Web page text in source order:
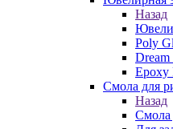
Назад
Poly
Dream
Epoxy
Смола для
Назад
Смола